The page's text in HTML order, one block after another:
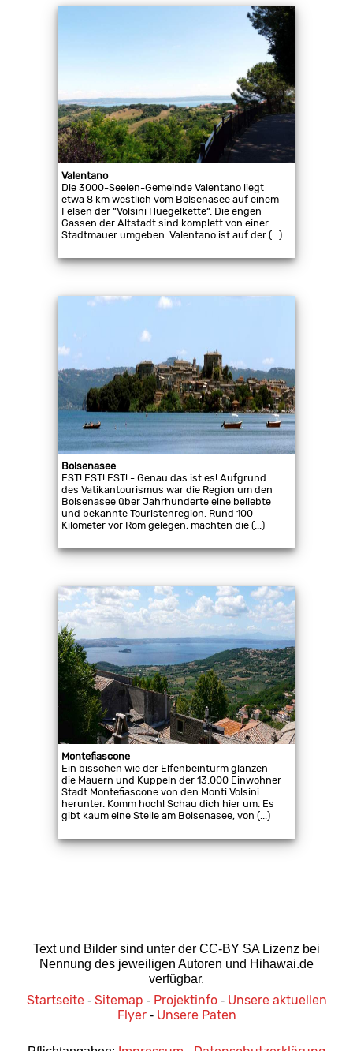
Valentano
Die 3000-Seelen-Gemeinde Valentano liegt
etwa 8 km westlich vom Bolsenasee auf einem
Felsen der “Volsini Huegelkette“. Die engen
Gassen der Altstadt sind komplett von einer
Stadtmauer umgeben. Valentano ist auf der (...)
Bolsenasee
EST! EST! EST! - Genau das ist es! Aufgrund
des Vatikantourismus war die Region um den
Bolsenasee über Jahrhunderte eine beliebte
und bekannte Touristenregion. Rund 100
Kilometer vor Rom gelegen, machten die (...)
Montefiascone
Ein bisschen wie der Elfenbeinturm glänzen
die Mauern und Kuppeln der 13.000 Einwohner
Stadt Montefiascone von den Monti Volsini
herunter. Komm hoch! Schau dich hier um. Es
gibt kaum eine Stelle am Bolsenasee, von (...)
Text und Bilder sind unter der CC-BY SA Lizenz bei
Nennung des jeweiligen Autoren und Hihawai.de
verfügbar.
Startseite- Sitemap - Projektinfo- Unsere aktuellen
Flyer- Unsere Paten